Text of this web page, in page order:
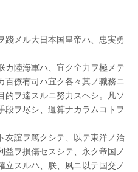
踐メル大日本国皇帝ハ、忠実勇
カ陸海軍ハ、宜ク全力ヲ極メテ
百僚有司ハ宜ク各々其ノ職務ニ
的ヲ達スルニ努力スヘシ。凡ソ
段ヲ尽シ、遺算ナカラムコトヲ
友誼ヲ篤クシテ、以テ東洋ノ治
益ヲ損傷セスシテ、永ク帝国ノ
立スルハ、朕、夙ニ以テ国交ノ